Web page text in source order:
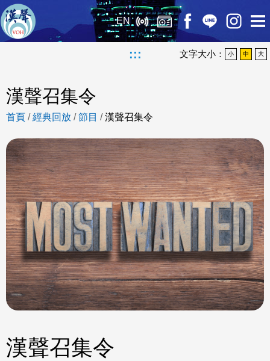
EN
::: 文字大小： 小 中 大
漢聲召集令
首頁 /經典回放 /節目 /漢聲召集令
漢聲召集令